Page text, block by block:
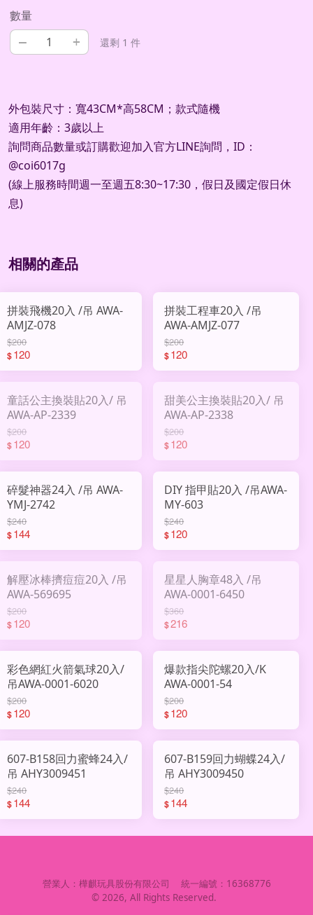
數量
– + 還剩 1 件
外包裝尺寸：寬43CM*高58CM；款式隨機
適用年齡：3歲以上
詢問商品數量或訂購歡迎加入官方LINE詢問， ID ：
@coi6017g
(線上服務時間週一至週五8:30~17:30 ，假日及國定假日休
息)
相關的產品
拼裝飛機20入 /吊 AWA-
AMJZ-078
$200
$120
拼裝工程車20入 /吊
AWA-AMJZ-077
$200
$120
童話公主換裝貼20入/ 吊
AWA-AP-2339
$200
$120
甜美公主換裝貼20入/ 吊
AWA-AP-2338
$200
$120
碎髮神器24入 /吊 AWA-
YMJ-2742
$240
$144
DIY 指甲貼20入 /吊AWA-
MY-603
$240
$120
解壓冰棒擠痘痘20入 /吊
AWA-569695
$200
$120
星星人胸章48入 /吊
AWA-0001-6450
$360
$216
彩色網紅火箭氣球20入/
吊AWA-0001-6020
$200
$120
爆款指尖陀螺20入/K
AWA-0001-54
$200
$120
607-B158回力蜜蜂24入/
吊 AHY3009451
$240
$144
607-B159回力蝴蝶24入/
吊 AHY3009450
$240
$144
營業人： 樺麒玩具股份有限公司 統一編號： 16368776
© 2026, All Rights Reserved.